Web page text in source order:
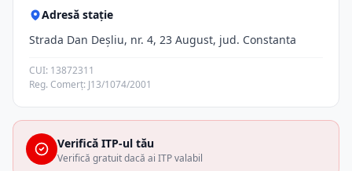
Adresă stație
Strada Dan Deșliu, nr. 4, 23 August, jud. Constanta
CUI: 13872311
Reg. Comerț: J13/1074/2001
Verifică ITP-ul tău
Verifică gratuit dacă ai ITP valabil